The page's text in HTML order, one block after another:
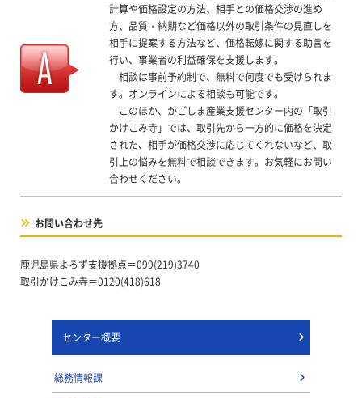
計算や価格設定の方法、相手との価格交渉の進め
方、品質・納期など価格以外の取引条件の見直しを
相手に提案する方法など、価格転嫁に関する助言を
行い、事業者の利益確保を支援します。
相談は事前予約制で、無料で何度でも受けられま
す。オンラインによる相談も可能です。
このほか、かごしま産業支援センター内の「取引
かけこみ寺」では、取引先から一方的に価格を決定
された、相手が価格交渉に応じてくれないなど、取
引上の悩みを無料で相談できます。お気軽にお問い
合わせください。
お問い合わせ先
鹿児島県よろず支援拠点＝099(219)3740
取引かけこみ寺＝0120(418)618
センター概要
総務情報課